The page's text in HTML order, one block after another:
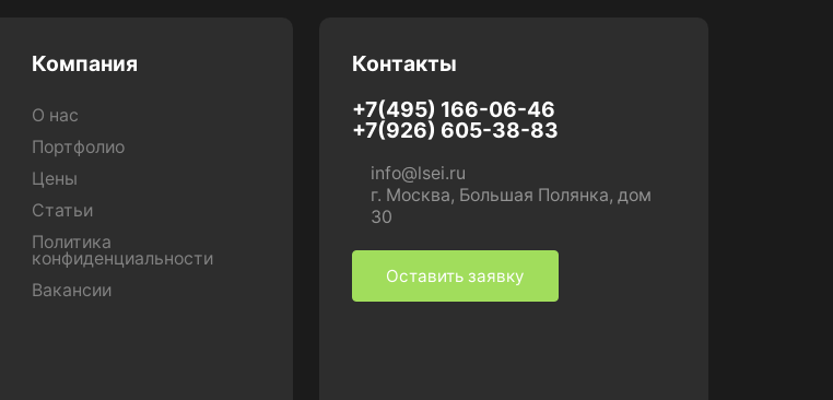
Компания
О нас
Портфолио
Цены
Статьи
Политика
конфиденциальности
Вакансии
Контакты
+7(495) 166-06-46
+7(926) 605-38-83
info@lsei.ru
г. Москва, Большая Полянка, дом
30
Оставить заявку